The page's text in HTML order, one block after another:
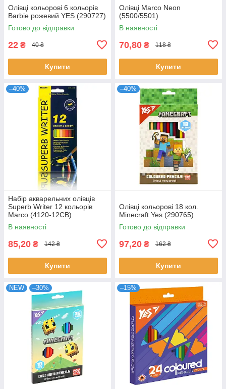
Олівці кольорові 6 кольорів
Barbie рожевий YES (290727)
Готово до відправки
22 ₴ 40 ₴
Купити
Олівці Marco Neon
(5500/5501)
В наявності
70,80 ₴ 118 ₴
Купити
–40%
Набір акварельних олівців
Superb Writer 12 кольорів
Marco (4120-12CB)
В наявності
85,20 ₴ 142 ₴
Купити
–40%
Олівці кольорові 18 кол.
Minecraft Yes (290765)
Готово до відправки
97,20 ₴ 162 ₴
Купити
NEW –30% –15%